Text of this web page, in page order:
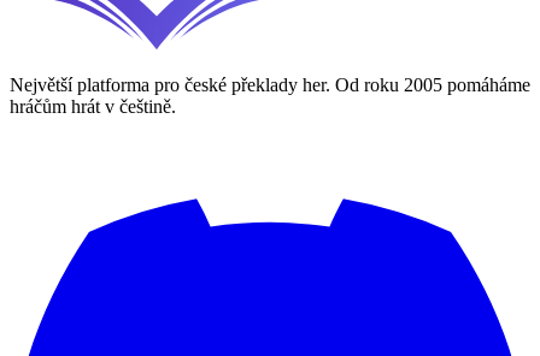
Největší platforma pro české překlady her. Od roku 2005 pomáháme
hráčům hrát v češtině.